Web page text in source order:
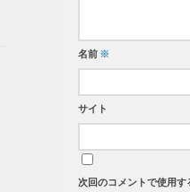
名前 ※
サイト
次回のコメントで使用す